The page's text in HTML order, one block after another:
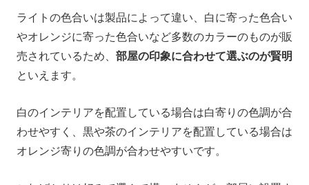
ライトの色合いは製品によって違い、白に寄った色合い
やオレンジに寄った色合いなど多数のカラーのものが販
売されているため、 部屋の印象に合わせて選ぶのが賢明
といえます。
白のインテリアを配置している場合は白寄りの色調が合
わせやすく、黒や茶のインテリアを配置している場合は
オレンジ寄りの色調が合わせやすいです。